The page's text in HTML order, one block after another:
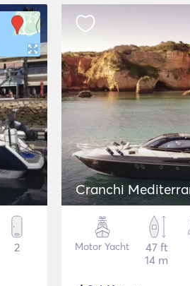
2
Cranchi
Motor Yacht
47 ft
14 m